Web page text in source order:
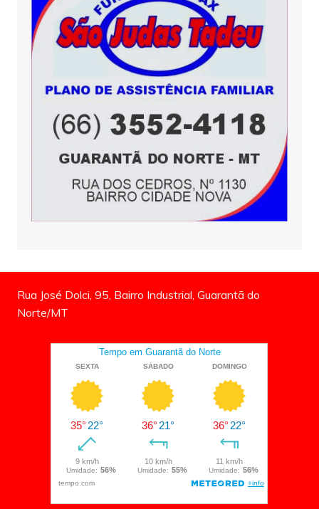
Rua José Dolci, 95, Bairro Industrial, Guarantã do
Norte/MT